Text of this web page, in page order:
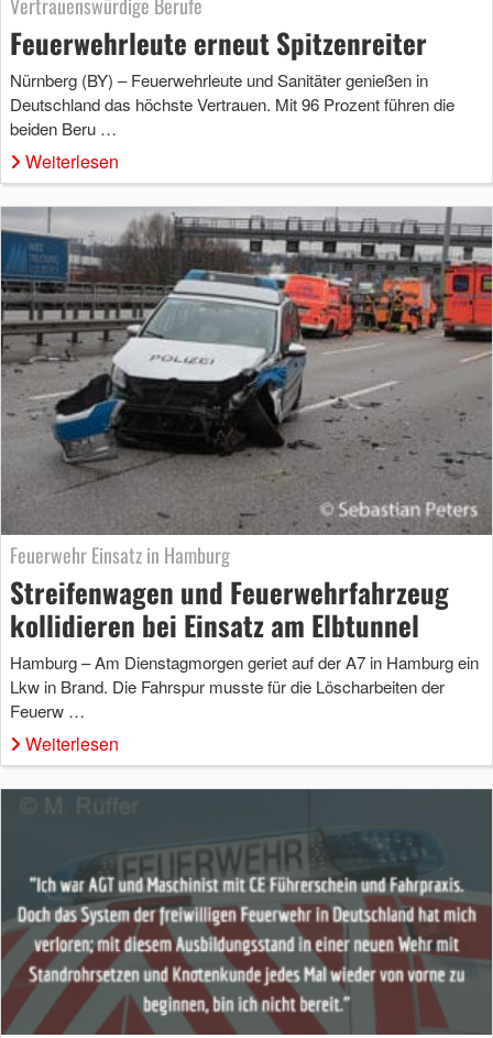
Vertrauenswürdige Berufe
Feuerwehrleute erneut Spitzenreiter
Nürnberg (BY) – Feuerwehrleute und Sanitäter genießen in
Deutschland das höchste Vertrauen. Mit 96 Prozent führen die
beiden Beru …
Weiterlesen
Feuerwehr Einsatz in Hamburg
Streifenwagen und Feuerwehrfahrzeug
kollidieren bei Einsatz am Elbtunnel
Hamburg – Am Dienstagmorgen geriet auf der A7 in Hamburg ein
Lkw in Brand. Die Fahrspur musste für die Löscharbeiten der
Feuerw …
Weiterlesen